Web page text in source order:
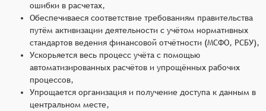
ошибки в расчетах,
Обеспечиваеся соответствие требованиям правительства
путём активизации деятельности с учётом нормативных
стандартов ведения финансовой отчётности (МСФО, РСБУ),
Ускорьяется весь процесс учёта с помощью
автоматизированных расчётов и упрощённых рабочих
процессов,
Упрощается организация и получение доступа к данным в
центральном месте,